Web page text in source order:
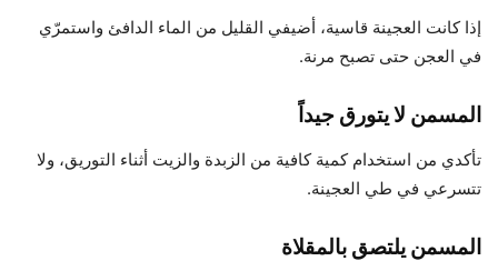
إذا كانت العجينة قاسية، أضيفي القليل من الماء الدافئ واستمرّي
في العجن حتى تصبح مرنة.
المسمن لا يتورق جيداً
تأكدي من استخدام كمية كافية من الزبدة والزيت أثناء التوريق، ولا
تتسرعي في طي العجينة.
المسمن يلتصق بالمقلاة